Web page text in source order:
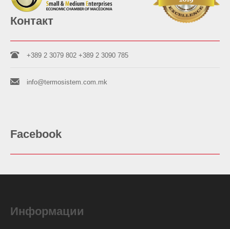
Контакт
+389 2 3079 802 +389 2 3090 785
info@termosistem.com.mk
Facebook
Информации